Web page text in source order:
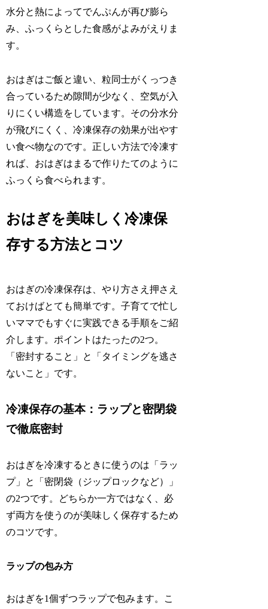
水分と熱によってでんぷんが再び膨ら
み、ふっくらとした食感がよみがえりま
す。
おはぎはご飯と違い、粒同士がくっつき
合っているため隙間が少なく、空気が入
りにくい構造をしています。その分水分
が飛びにくく、冷凍保存の効果が出やす
い食べ物なのです。正しい方法で冷凍す
れば、おはぎはまるで作りたてのように
ふっくら食べられます。
おはぎを美味しく冷凍保
存する方法とコツ
おはぎの冷凍保存は、やり方さえ押さえ
ておけばとても簡単です。子育てで忙し
いママでもすぐに実践できる手順をご紹
介します。ポイントはたったの2つ。
「密封すること」と「タイミングを逃さ
ないこと」です。
冷凍保存の基本：ラップと密閉袋
で徹底密封
おはぎを冷凍するときに使うのは「ラッ
プ」と「密閉袋（ジップロックなど）」
の2つです。どちらか一方ではなく、必
ず両方を使うのが美味しく保存するため
のコツです。
ラップの包み方
おはぎを1個ずつラップで包みます。こ